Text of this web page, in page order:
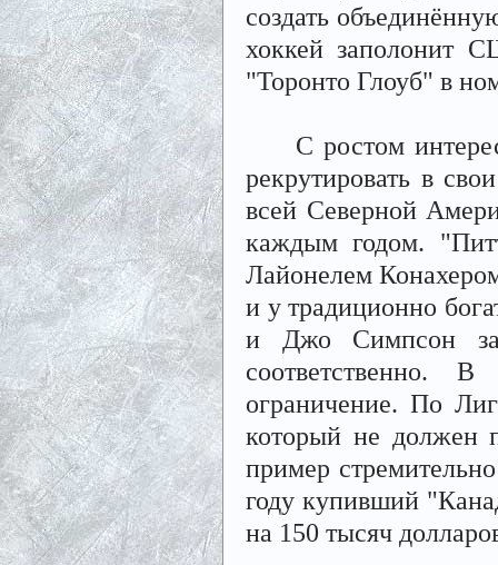
создать
хоккей заполонит
"Торонто Глоуб" в
С ростом
рекрутировать в
всей Северной
каждым годом.
Лайонелем
и у традиционно
и Джо Симпсон
соответственно.
ограничение. По
который не должен
пример
году купивший
на 150 тысяч